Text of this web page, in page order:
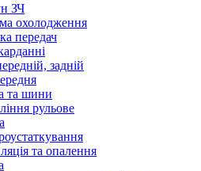
ЗЧ
охолодження
передач
задній
та шини
рульове
та опалення